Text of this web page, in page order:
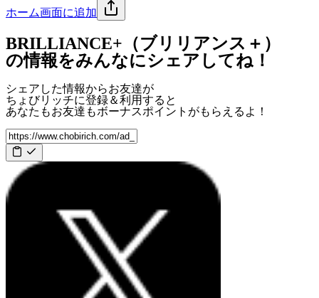
ホーム画面に追加
BRILLIANCE+（ブリリアンス＋）
の情報をみんなにシェアしてね！
シェアした情報からお友達が
ちょびリッチに登録＆利用すると
あなたもお友達もボーナスポイント がもらえるよ！